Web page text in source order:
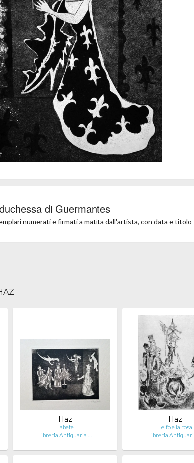
di Guermantes
numerati e firmati a matita dall'artista, con data e titolo
Haz
L'abete
Libreria Antiquaria …
Haz
L'elfo e la rosa
Libreria